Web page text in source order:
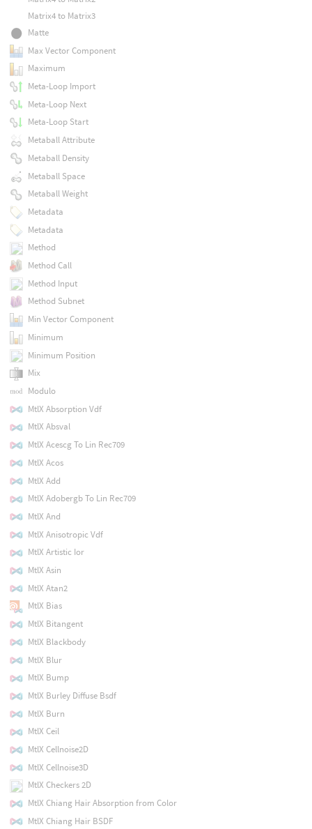
Matrix4 to Matrix3
Matte
Max Vector Component
Maximum
Meta-Loop Import
Meta-Loop Next
Meta-Loop Start
Metaball Attribute
Metaball Density
Metaball Space
Metaball Weight
Metadata
Metadata
Method
Method Call
Method Input
Method Subnet
Min Vector Component
Minimum
Minimum Position
Mix
Modulo
MtlX Absorption Vdf
MtlX Absval
MtlX Acescg To Lin Rec709
MtlX Acos
MtlX Add
MtlX Adobergb To Lin Rec709
MtlX And
MtlX Anisotropic Vdf
MtlX Artistic Ior
MtlX Asin
MtlX Atan2
MtlX Bias
MtlX Bitangent
MtlX Blackbody
MtlX Blur
MtlX Bump
MtlX Burley Diffuse Bsdf
MtlX Burn
MtlX Ceil
MtlX Cellnoise2D
MtlX Cellnoise3D
MtlX Checkers 2D
MtlX Chiang Hair Absorption from Color
MtlX Chiang Hair BSDF